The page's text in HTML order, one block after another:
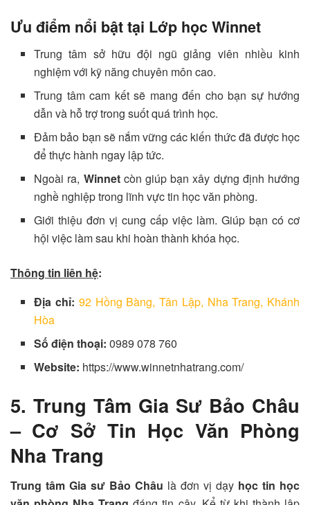
Ưu điểm nổi bật tại Lớp học Winnet
Trung tâm sở hữu đội ngũ giảng viên nhiều kinh
nghiệm với kỹ năng chuyên môn cao.
Trung tâm cam kết sẽ mang đến cho bạn sự hướng
dẫn và hỗ trợ trong suốt quá trình học.
Đảm bảo bạn sẽ nắm vững các kiến thức đã được học
để thực hành ngay lập tức.
Ngoài ra, Winnet còn giúp bạn xây dựng định hướng
nghề nghiệp trong lĩnh vực tin học văn phòng.
Giới thiệu đơn vị cung cấp việc làm. Giúp bạn có cơ
hội việc làm sau khi hoàn thành khóa học.
Thông tin liên hệ:
Địa chỉ: 92 Hồng Bàng, Tân Lập, Nha Trang, Khánh
Hòa
Số điện thoại:0989 078 760
Website: https://www.winnetnhatrang.com/
5. Trung Tâm Gia Sư Bảo Châu
– Cơ Sở Tin Học Văn Phòng
Nha Trang
Trung tâm Gia sư Bảo Châu là đơn vị dạy học tin học